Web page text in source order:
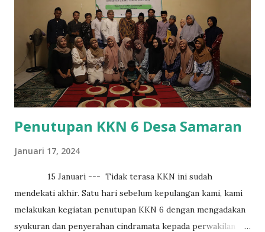
kehidupan masyarakat desa Samaran memiliki sikap sangat
ramah dan terbuka terhadap kedatangan masyarakat
lainnya. Bila berkunjung di desa Samaran kita bisa
menemukan pemandangan alam sangat indah berupa
persawahan serta perbukitan. Bahkan bila dipandang dari
jarak jauh Desa Samaran a...
Penutupan KKN 6 Desa Samaran
Januari 17, 2024
15 Januari --- Tidak terasa KKN ini sudah
mendekati akhir. Satu hari sebelum kepulangan kami, kami
melakukan kegiatan penutupan KKN 6 dengan mengadakan
syukuran dan penyerahan cindramata kepada perwakilan